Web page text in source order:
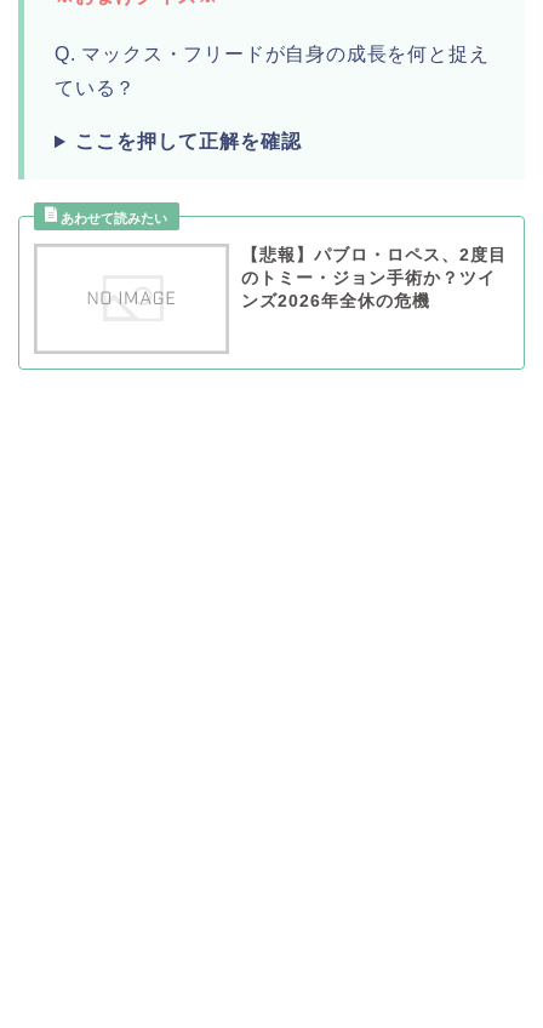
Q. マックス・フリードが自身の成長を何と捉え
ている？
ここを押して正解を確認
【悲報】パブロ・ロペス、2度目
のトミー・ジョン手術か？ツイ
ンズ2026年全休の危機